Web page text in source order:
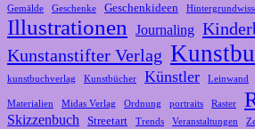
Gemälde Geschenke Geschenkideen
Illustrationen Journaling
Kunstanstifter Verlag
kunstbuchverlag Kunstbücher Künstler Leinwand
Materialien Midas Verlag Ordnung portraits Raster
Skizzenbuch Streetart Trends Veranstaltungen